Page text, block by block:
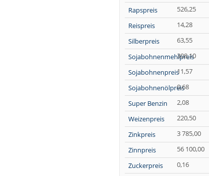
Rapspreis
526,25
Reispreis
14,28
Silberpreis
63,55
Sojabohnenmehlpreis
308,10
Sojabohnenpreis11,57
Sojabohnenölpreis
0,68
Super Benzin
2,08
Weizenpreis
220,50
Zinkpreis
3 785,00
Zinnpreis
56 100,00
Zuckerpreis
0,16